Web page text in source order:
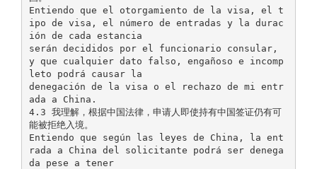
Entiendo que el otorgamiento de la visa, el t
ipo de visa, el número de entradas y la durac
ión de cada estancia
serán decididos por el funcionario consular,
y que cualquier dato falso, engañoso e incomp
leto podrá causar la
denegación de la visa o el rechazo de mi entr
ada a China.
4.3 我理解，根据中国法律，申请人即使持有中国签证仍有可
能被拒绝入境。
Entiendo que según las leyes de China, la ent
rada a China del solicitante podrá ser denega
da pese a tener